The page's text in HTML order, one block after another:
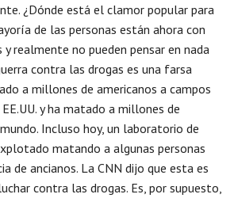
¿Dónde está el clamor popular para
de las personas están ahora con
realmente no pueden pensar en nada
contra las drogas es una farsa
a millones de americanos a campos
y ha matado a millones de
Incluso hoy, un laboratorio de
matando a algunas personas
de ancianos. La CNN dijo que esta es
contra las drogas. Es, por supuesto,